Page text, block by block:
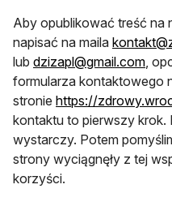
Aby opublikować treść na
napisać na maila
lub dzizapl@gmail.com,
formularza kontaktowego
stronie https://
kontaktu to pierwszy krok.
wystarczy. Potem
strony wyciągnęły z tej
korzyści.